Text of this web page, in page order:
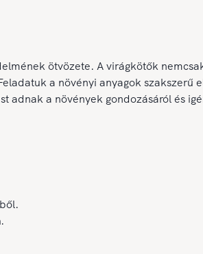
ötvözete. A virágkötők
a növényi anyagok szakszerű
a növények gondozásáról és
.